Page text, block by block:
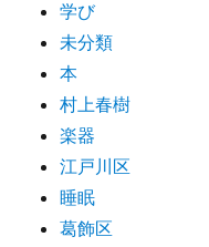
学び
未分類
本
村上春樹
楽器
江戸川区
睡眠
葛飾区